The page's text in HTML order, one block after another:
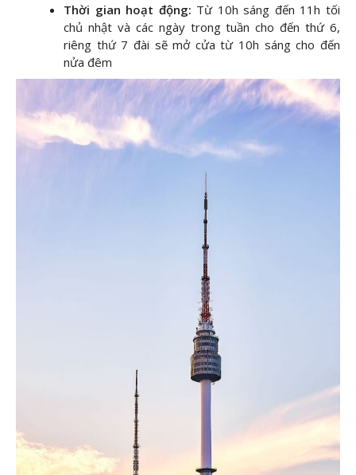
Thời gian hoạt động: Từ 10h sáng đến 11h tối
chủ nhật và các ngày trong tuần cho đến thứ 6,
riêng thứ 7 đài sẽ mở cửa từ 10h sáng cho đến
nửa đêm